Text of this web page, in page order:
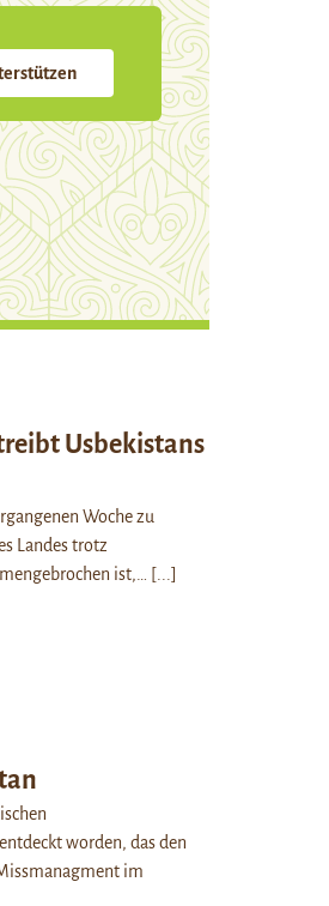
Usbekistans
Woche zu
Landes trotz
ist,…
[...]
worden, das den
im